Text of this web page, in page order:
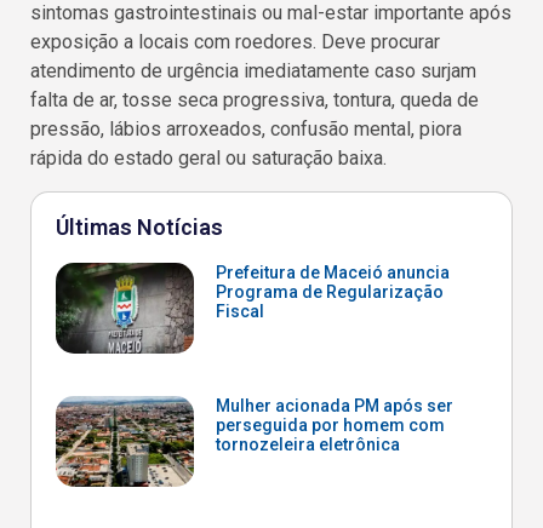
sintomas gastrointestinais ou mal-estar importante após
exposição a locais com roedores. Deve procurar
atendimento de urgência imediatamente caso surjam
falta de ar, tosse seca progressiva, tontura, queda de
pressão, lábios arroxeados, confusão mental, piora
rápida do estado geral ou saturação baixa.
Últimas Notícias
Prefeitura de Maceió anuncia
Programa de Regularização
Fiscal
Mulher acionada PM após ser
perseguida por homem com
tornozeleira eletrônica